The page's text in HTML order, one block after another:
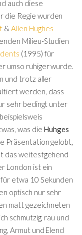
auch diese
die Regie wurden
& Allen Hughes
Milieu-Studien
(1995) für
umso ruhiger wurde.
und trotz aller
werden, dass
sehr bedingt unter
was die Huhges
Präsentation gelobt,
das weitestgehend
London ist ein
etwa 10 Sekunden
optisch nur sehr
matt gezeichneten
schmutzig, rau und
Armut und Elend